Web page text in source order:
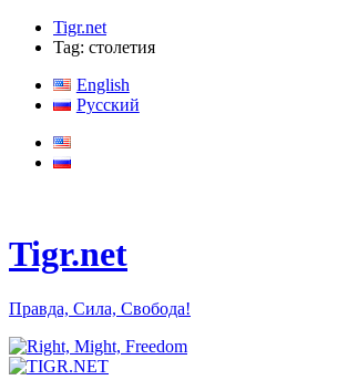
Tigr.net
Tag: столетия
English
Русский
Tigr.net
Правда, Сила, Свобода!